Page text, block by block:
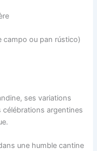
campo ou pan rústico)
ses variations
argentines
une humble cantine